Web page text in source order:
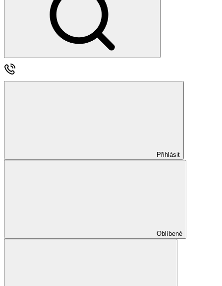
Přihlásit
Oblíbené